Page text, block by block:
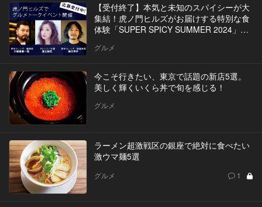
【受付終了】本気と未知のスパイシーが大
集結！虎ノ門ヒルズがお届けする特別な食
体験「SUPER SPICY SUMMER 2024」イ
グルメ
今こそ行きたい、東京で話題の新店5選。
美しく輝くいくら丼で旬を感じる！
グルメ
ラーメン超激戦区の銀座で絶対に食べたい
激ウマ麺5選
グルメ 1